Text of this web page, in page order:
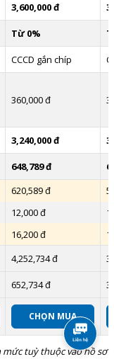
3,600,000 đ
Từ 0%
CCCD gắn chíp
360,000 đ
3,240,000 đ
648,789 đ
620,589 đ
12,000 đ
16,200 đ
4,252,734 đ
652,734 đ
CHỌN MUA
tuỳ thuộc vào hồ sơ